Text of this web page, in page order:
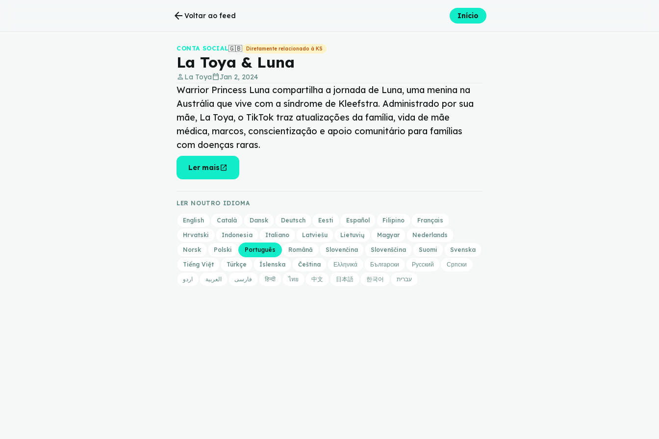
arrow_back Voltar ao feed Início
CONTA SOCIAL🇬🇧 Diretamente relacionado à KS
La Toya & Luna
person La Toyacalendar_todayJan 2, 2024
Warrior Princess Luna compartilha a jornada de Luna, uma menina na
Austrália que vive com a síndrome de Kleefstra. Administrado por sua
mãe, La Toya, o TikTok traz atualizações da família, vida de mãe
médica, marcos, conscientização e apoio comunitário para famílias
com doenças raras.
Ler maisopen_in_new
LER NOUTRO IDIOMA
English Català Dansk Deutsch Eesti Español Filipino
Français
Hrvatski
Indonesia Italiano Latviešu Lietuvių Magyar
Nederlands
Norsk
Polski Português Română Slovenčina Slovenščina Suomi
Svenska
Tiếng Việt
Türkçe Íslenska Čeština Ελληνικά Български Русский
Српски
اردو
العربية فارسی हिन्दी ไทย 中文 日本語 한국어 עברית